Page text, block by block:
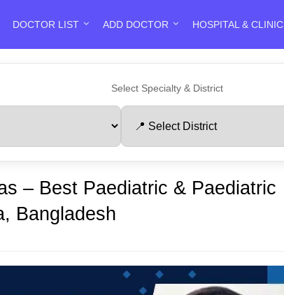
DOCTOR LIST ADD DOCTOR HOSPITAL & CLINIC
Select Specialty & District
– Best Paediatric & Paediatric
Bangladesh